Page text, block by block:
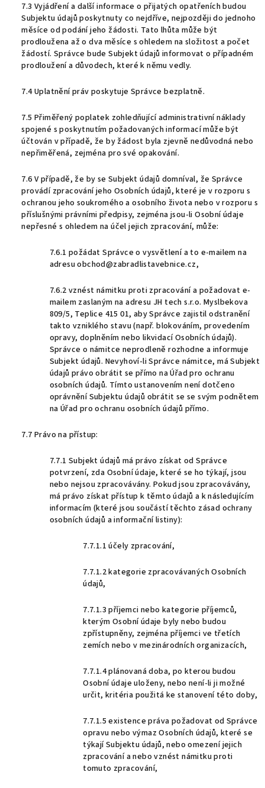
7.3 Vyjádření a další informace o přijatých opatřeních budou
Subjektu údajů poskytnuty co nejdříve, nejpozději do jednoho
měsíce od podání jeho žádosti. Tato lhůta může být
prodloužena až o dva měsíce s ohledem na složitost a počet
žádostí. Správce bude Subjekt údajů informovat o případném
prodloužení a důvodech, které k němu vedly.
7.4 Uplatnění práv poskytuje Správce bezplatně.
7.5 Přiměřený poplatek zohledňující administrativní náklady
spojené s poskytnutím požadovaných informací může být
účtován v případě, že by žádost byla zjevně nedůvodná nebo
nepřiměřená, zejména pro své opakování.
7.6 V případě, že by se Subjekt údajů domníval, že Správce
provádí zpracování jeho Osobních údajů, které je v rozporu s
ochranou jeho soukromého a osobního života nebo v rozporu s
příslušnými právními předpisy, zejména jsou-li Osobní údaje
nepřesné s ohledem na účel jejich zpracování, může:
7.6.1 požádat Správce o vysvětlení a to e-mailem na
adresu obchod@zabradlistavebnice.cz,
7.6.2 vznést námitku proti zpracování a požadovat e-
mailem zaslaným na adresu JH tech s.r.o. Myslbekova
809/5, Teplice 415 01, aby Správce zajistil odstranění
takto vzniklého stavu (např. blokováním, provedením
opravy, doplněním nebo likvidací Osobních údajů).
Správce o námitce neprodleně rozhodne a informuje
Subjekt údajů. Nevyhoví-li Správce námitce, má Subjekt
údajů právo obrátit se přímo na Úřad pro ochranu
osobních údajů. Tímto ustanovením není dotčeno
oprávnění Subjektu údajů obrátit se se svým podnětem
na Úřad pro ochranu osobních údajů přímo.
7.7 Právo na přístup:
7.7.1 Subjekt údajů má právo získat od Správce
potvrzení, zda Osobní údaje, které se ho týkají, jsou
nebo nejsou zpracovávány. Pokud jsou zpracovávány,
má právo získat přístup k těmto údajů a k následujícím
informacím (které jsou součástí těchto zásad ochrany
osobních údajů a informační listiny):
7.7.1.1 účely zpracování,
7.7.1.2 kategorie zpracovávaných Osobních
údajů,
7.7.1.3 příjemci nebo kategorie příjemců,
kterým Osobní údaje byly nebo budou
zpřístupněny, zejména příjemci ve třetích
zemích nebo v mezinárodních organizacích,
7.7.1.4 plánovaná doba, po kterou budou
Osobní údaje uloženy, nebo není-li ji možné
určit, kritéria použitá ke stanovení této doby,
7.7.1.5 existence práva požadovat od Správce
opravu nebo výmaz Osobních údajů, které se
týkají Subjektu údajů, nebo omezení jejich
zpracování a nebo vznést námitku proti
tomuto zpracování,